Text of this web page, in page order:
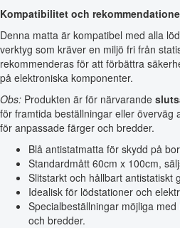
Kompatibilitet och
Denna matta är kompatibel med alla
verktyg som kräver en miljö fri från
rekommenderas för att förbättra
på elektroniska komponenter.
Obs: Produkten är för närvarande
för framtida beställningar eller överväg
för anpassade färger och bredder.
Blå antistatmatta för skydd på
Standardmått 60cm x 100cm,
Slitstarkt och hållbart antistatiskt
Idealisk för lödstationer och
Specialbeställningar möjliga
och bredder.